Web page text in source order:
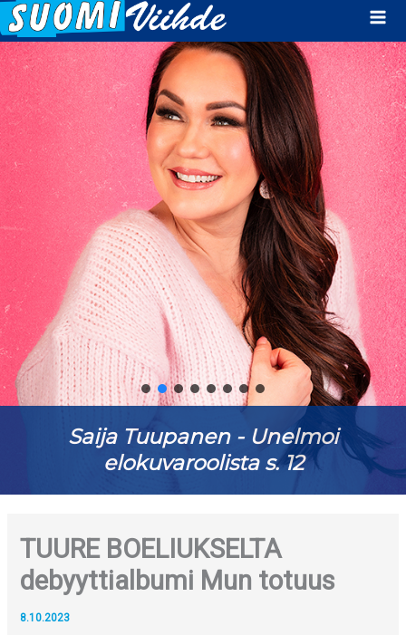
Saija Tuupanen - Unelmoi
elokuvaroolista s. 12
TUURE BOELIUKSELTA
debyyttialbumi Mun totuus
8.10.2023